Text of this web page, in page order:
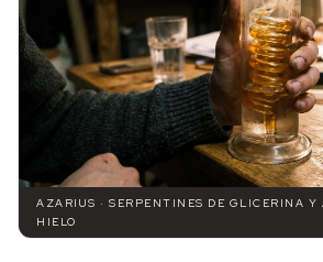
AZARIUS · SERPENTINES DE GLICERINA Y
HIELO